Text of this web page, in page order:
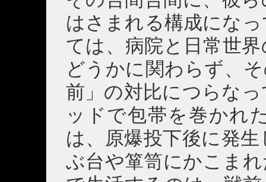
はさまれる構成にな
ては、病院と日常世
どうかに関わらず、
前」の対比につらな
ッドで包帯を巻かれ
は、原爆投下後に発
ぶ台や箪笥にかこま